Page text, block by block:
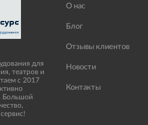
для
театров и
с 2017
Большой
О нас
Блог
Отзывы клиентов
Новости
Контакты